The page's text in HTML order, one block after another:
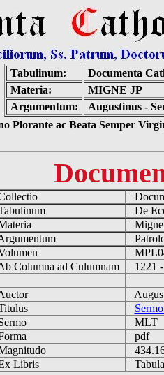
Tabulinum:
Documenta
Materia:
MIGNE JP
Argumentum:
Augustinus -
Plorante ac Beata Semper
De
Columna ad Culumnam
1221
MLT
pdf
Libris